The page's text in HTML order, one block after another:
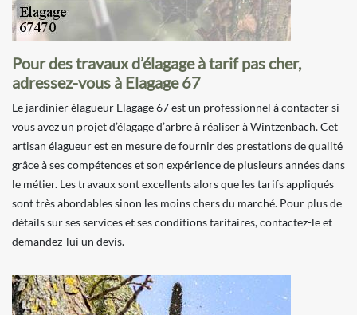
Pour des travaux d’élagage à tarif pas cher,
adressez-vous à Elagage 67
Le jardinier élagueur Elagage 67 est un professionnel à contacter si
vous avez un projet d’élagage d’arbre à réaliser à Wintzenbach. Cet
artisan élagueur est en mesure de fournir des prestations de qualité
grâce à ses compétences et son expérience de plusieurs années dans
le métier. Les travaux sont excellents alors que les tarifs appliqués
sont très abordables sinon les moins chers du marché. Pour plus de
détails sur ses services et ses conditions tarifaires, contactez-le et
demandez-lui un devis.